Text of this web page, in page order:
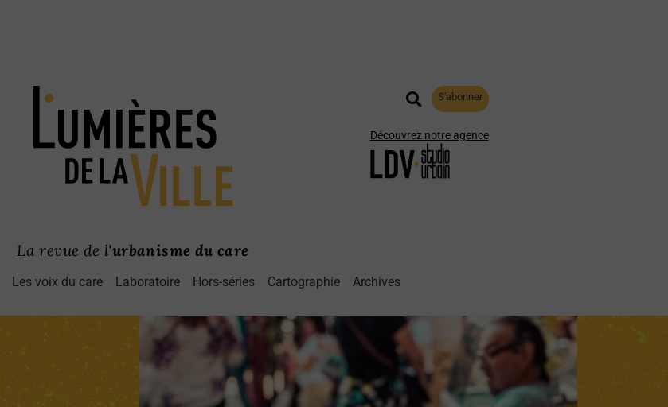
S'abonner
Découvrez notre agence
La revue de l'urbanisme du care
Les voix du care Laboratoire Hors-séries Cartographie Archives